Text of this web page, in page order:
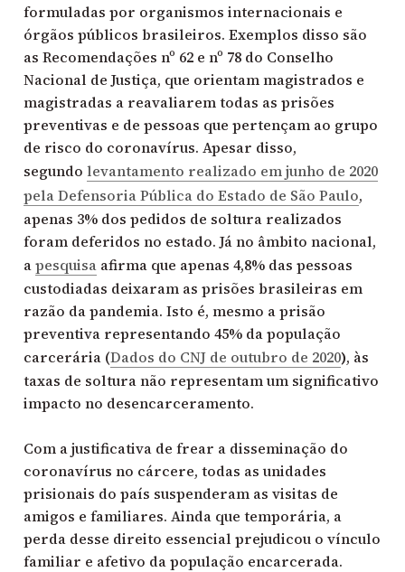
formuladas por organismos internacionais e
órgãos públicos brasileiros. Exemplos disso são
as Recomendações nº 62 e nº 78 do Conselho
Nacional de Justiça, que orientam magistrados e
magistradas a reavaliarem todas as prisões
preventivas e de pessoas que pertençam ao grupo
de risco do coronavírus. Apesar disso,
segundo levantamento realizado em junho de 2020
pela Defensoria Pública do Estado de São Paulo,
apenas 3% dos pedidos de soltura realizados
foram deferidos no estado. Já no âmbito nacional,
apesquisa afirma que apenas 4,8% das pessoas
custodiadas deixaram as prisões brasileiras em
razão da pandemia. Isto é, mesmo a prisão
preventiva representando 45% da população
carcerária (Dados do CNJ de outubro de 2020), às
taxas de soltura não representam um significativo
impacto no desencarceramento.
Com a justificativa de frear a disseminação do
coronavírus no cárcere, todas as unidades
prisionais do país suspenderam as visitas de
amigos e familiares. Ainda que temporária, a
perda desse direito essencial prejudicou o vínculo
familiar e afetivo da população encarcerada.